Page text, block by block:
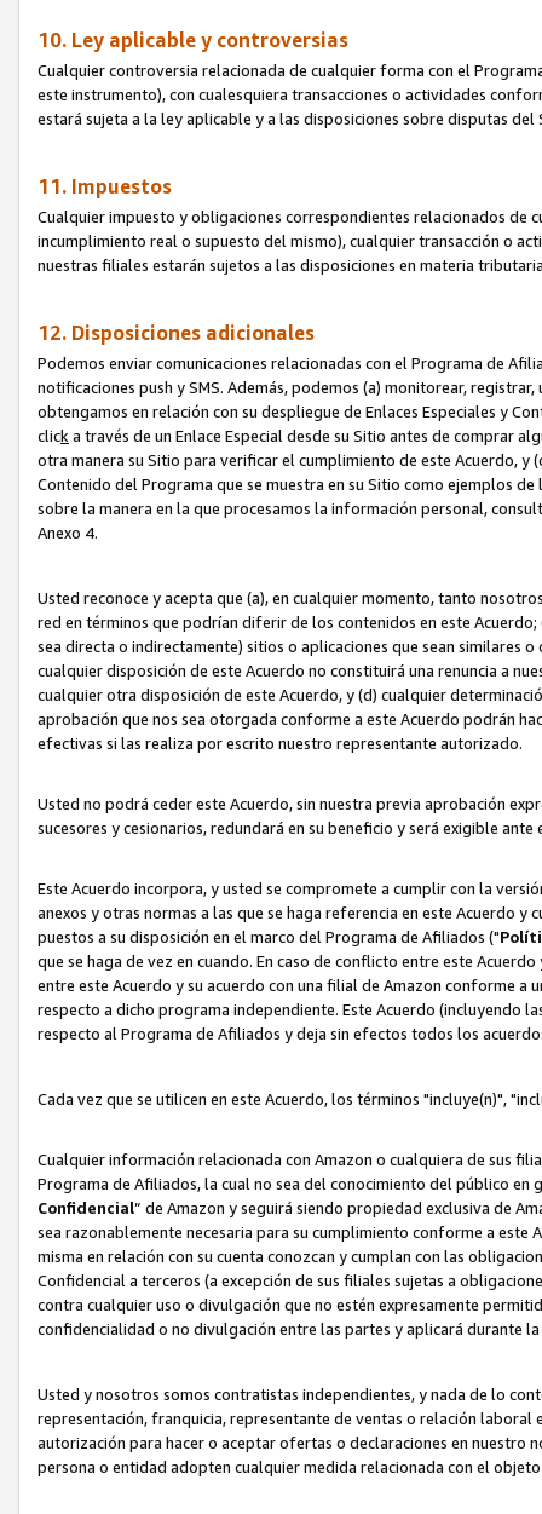
10. Ley aplicable y controversias
Cualquier controversia relacionada de cualquier forma con el
este instrumento), con cualesquiera transacciones o actividades
estará sujeta a la ley aplicable y a las disposiciones sobre disputas
11. Impuestos
Cualquier impuesto y obligaciones correspondientes relacionados de
incumplimiento real o supuesto del mismo), cualquier transacción o
nuestras filiales estarán sujetos a las disposiciones en materia
12. Disposiciones adicionales
Podemos enviar comunicaciones relacionadas con el Programa de
notificaciones push y SMS. Además, podemos (a) monitorear,
obtengamos en relación con su despliegue de Enlaces Especiales y
clicka través de un Enlace Especial desde su Sitio antes de comprar
otra manera su Sitio para verificar el cumplimiento de este Acuerdo,
Contenido del Programa que se muestra en su Sitio como ejemplos
sobre la manera en la que procesamos la información personal,
Anexo 4.
Usted reconoce y acepta que (a), en cualquier momento, tanto
red en términos que podrían diferir de los contenidos en este
sea directa o indirectamente) sitios o aplicaciones que sean similares
cualquier disposición de este Acuerdo no constituirá una renuncia a
cualquier otra disposición de este Acuerdo, y (d) cualquier
aprobación que nos sea otorgada conforme a este Acuerdo podrán
efectivas si las realiza por escrito nuestro representante autorizado.
Usted no podrá ceder este Acuerdo, sin nuestra previa aprobación
sucesores y cesionarios, redundará en su beneficio y será exigible
Este Acuerdo incorpora, y usted se compromete a cumplir con la
anexos y otras normas a las que se haga referencia en este Acuerdo
puestos a su disposición en el marco del Programa de Afiliados ("
que se haga de vez en cuando. En caso de conflicto entre este
entre este Acuerdo y su acuerdo con una filial de Amazon conforme
respecto a dicho programa independiente. Este Acuerdo (incluyendo
respecto al Programa de Afiliados y deja sin efectos todos los
Cada vez que se utilicen en este Acuerdo, los términos "incluye(n)",
Cualquier información relacionada con Amazon o cualquiera de sus
Programa de Afiliados, la cual no sea del conocimiento del público
Confidencial” de Amazon y seguirá siendo propiedad exclusiva de
sea razonablemente necesaria para su cumplimiento conforme a
misma en relación con su cuenta conozcan y cumplan con las
Confidencial a terceros (a excepción de sus filiales sujetas a
contra cualquier uso o divulgación que no estén expresamente
confidencialidad o no divulgación entre las partes y aplicará durante
Usted y nosotros somos contratistas independientes, y nada de lo
representación, franquicia, representante de ventas o relación
autorización para hacer o aceptar ofertas o declaraciones en nuestro
persona o entidad adopten cualquier medida relacionada con el